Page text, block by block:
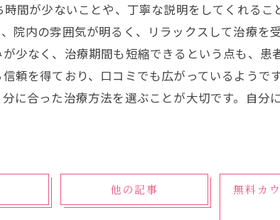
間が少ないことや、丁寧な説明をしてくれるこ
院内の雰囲気が明るく、リラックスして治療を
少なく、治療期間も短縮できるという点も、
頼を得ており、口コミでも広がっているようで
に合った治療方法を選ぶことが大切です。自分
他の記事
無料カ